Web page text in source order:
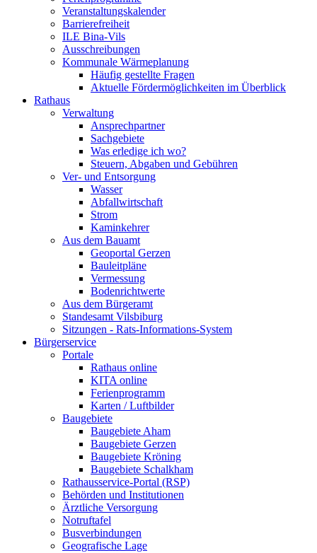
Veranstaltungskalender
Barrierefreiheit
ILE Bina-Vils
Ausschreibungen
Kommunale Wärmeplanung
Häufig gestellte Fragen
Aktuelle Fördermöglichkeiten im Überblick
Rathaus
Verwaltung
Ansprechpartner
Sachgebiete
Was erledige ich wo?
Steuern, Abgaben und Gebühren
Ver- und Entsorgung
Wasser
Abfallwirtschaft
Strom
Kaminkehrer
Aus dem Bauamt
Geoportal Gerzen
Bauleitpläne
Vermessung
Bodenrichtwerte
Aus dem Bürgeramt
Standesamt Vilsbiburg
Sitzungen - Rats-Informations-System
Bürgerservice
Portale
Rathaus online
KITA online
Ferienprogramm
Karten / Luftbilder
Baugebiete
Baugebiete Aham
Baugebiete Gerzen
Baugebiete Kröning
Baugebiete Schalkham
Rathausservice-Portal (RSP)
Behörden und Institutionen
Ärztliche Versorgung
Notruftafel
Busverbindungen
Geografische Lage